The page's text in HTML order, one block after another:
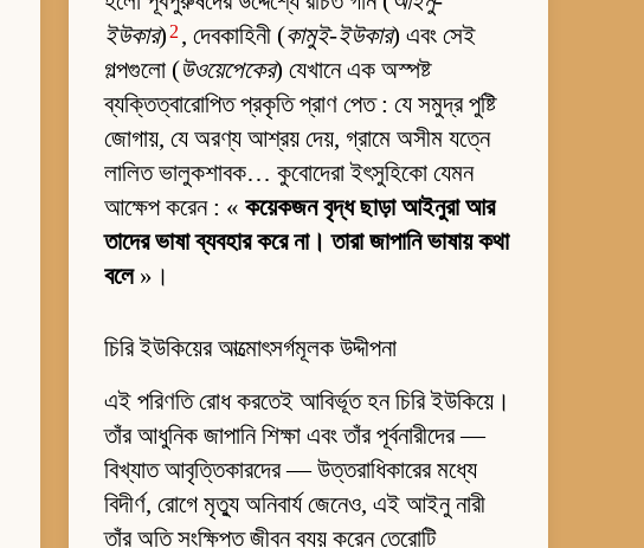
ইউকার) 2 , দেবকাহিনী (কামুই-ইউকার) এবং সেই
গল্পগুলো (উওয়েপেকের) যেখানে এক অস্পষ্ট
ব্যক্তিত্বারোপিত প্রকৃতি প্রাণ পেত : যে সমুদ্র পুষ্টি
জোগায়, যে অরণ্য আশ্রয় দেয়, গ্রামে অসীম যত্নে
লালিত ভালুকশাবক… কুবোদেরা ইৎসুহিকো যেমন
আক্ষেপ করেন : «কয়েকজন বৃদ্ধ ছাড়া আইনুরা আর
তাদের ভাষা ব্যবহার করে না। তারা জাপানি ভাষায় কথা
বলে»।
চিরি ইউকিয়ের আত্মোৎসর্গমূলক উদ্দীপনা
এই পরিণতি রোধ করতেই আবির্ভূত হন চিরি ইউকিয়ে।
তাঁর আধুনিক জাপানি শিক্ষা এবং তাঁর পূর্বনারীদের —
বিখ্যাত আবৃত্তিকারদের — উত্তরাধিকারের মধ্যে
বিদীর্ণ, রোগে মৃত্যু অনিবার্য জেনেও, এই আইনু নারী
তাঁর অতি সংক্ষিপ্ত জীবন ব্যয় করেন তেরোটি